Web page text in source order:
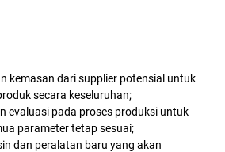
kemasan dari supplier potensial untuk
secara keseluruhan;
evaluasi pada proses produksi untuk
parameter tetap sesuai;
dan peralatan baru yang akan